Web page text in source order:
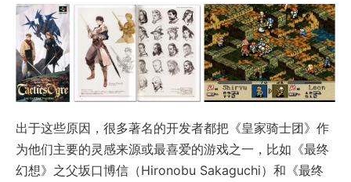
出于这些原因，很多著名的开发者都把《皇家骑士团》作
为他们主要的灵感来源或最喜爱的游戏之一，比如《最终
幻想》之父坂口博信（Hironobu Sakaguchi）和《最终